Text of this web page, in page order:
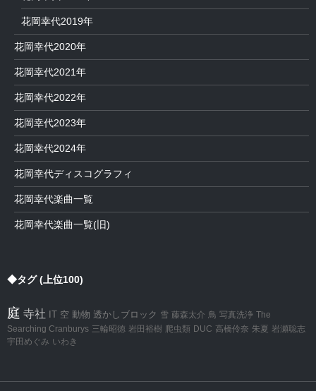
花岡幸代2019年
花岡幸代2020年
花岡幸代2021年
花岡幸代2022年
花岡幸代2023年
花岡幸代2024年
花岡幸代ディスコグラフィ
花岡幸代楽曲一覧
花岡幸代楽曲一覧(旧)
◆タグ (上位100)
庭 寺社 空 動物 透かしブロック 雪 藤森太介 鳥 写真洗浄 The
Searching Cranburys 三輪昭徳 岩田裕樹 爬虫類 DUC 高橋伶奈 朱夏 岩瀬聡志
宇田めぐみ いわき